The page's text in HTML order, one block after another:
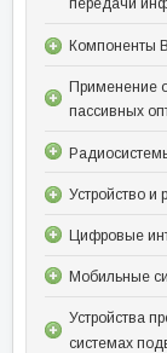
передачи
Компоненты
Применение
пассивных
Устройство
Цифровые
Мобильные
Устройства
системах